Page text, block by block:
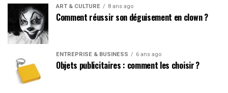
ART & CULTURE 8 ans ago
Comment réussir son déguisement en clown ?
ENTREPRISE & BUSINESS 6 ans ago
Objets publicitaires : comment les choisir ?